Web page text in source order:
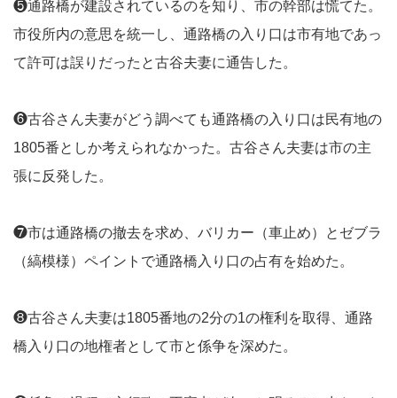
❺通路橋が建設されているのを知り、市の幹部は慌てた。
市役所内の意思を統一し、通路橋の入り口は市有地であっ
て許可は誤りだったと古谷夫妻に通告した。
❻古谷さん夫妻がどう調べても通路橋の入り口は民有地の
1805番としか考えられなかった。古谷さん夫妻は市の主
張に反発した。
❼市は通路橋の撤去を求め、バリカー（車止め）とゼブラ
（縞模様）ペイントで通路橋入り口の占有を始めた。
❽古谷さん夫妻は1805番地の2分の1の権利を取得、通路
橋入り口の地権者として市と係争を深めた。